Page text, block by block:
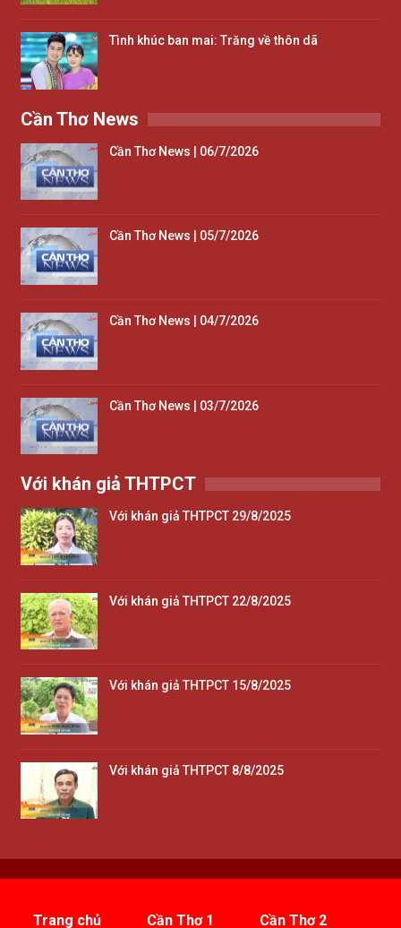
Tình khúc ban mai: Trăng về thôn dã
Cần Thơ News
Cần Thơ News | 06/7/2026
Cần Thơ News | 05/7/2026
Cần Thơ News | 04/7/2026
Cần Thơ News | 03/7/2026
Với khán giả THTPCT
Với khán giả THTPCT 29/8/2025
Với khán giả THTPCT 22/8/2025
Với khán giả THTPCT 15/8/2025
Với khán giả THTPCT 8/8/2025
Trang chủ Cần Thơ 1 Cần Thơ 2